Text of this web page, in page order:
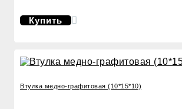
Купить
Втулка медно-графитовая (10*15*10)